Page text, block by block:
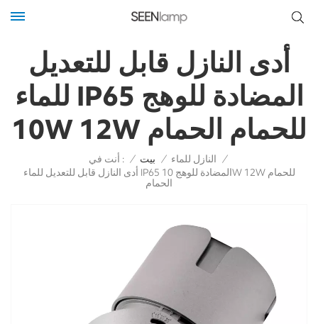
أدى النازل قابل للتعديل
للماء IP65 المضادة للوهج
10W 12W للحمام الحمام
أنت في : / بيت / النازل للماء /
أدى النازل قابل للتعديل للماء IP65 المضادة للوهج 10W 12W للحمام
الحمام